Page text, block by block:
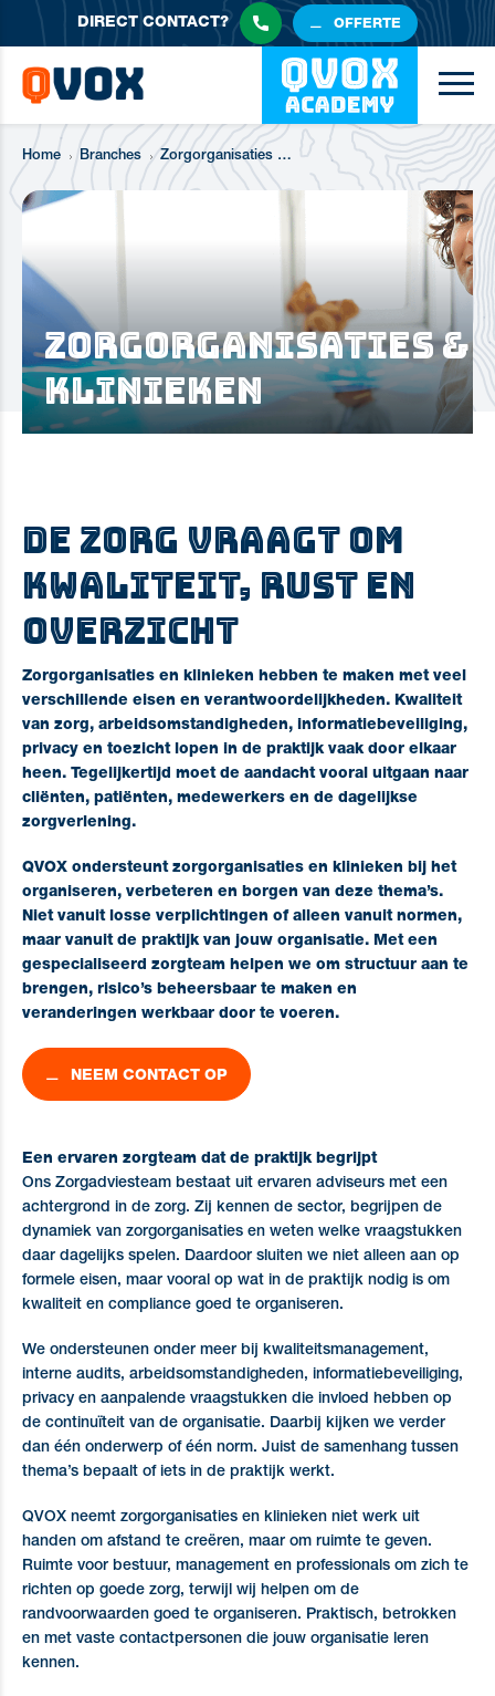
DIRECTCONTACT? OFFERTE
Home Branches Zorgorganisaties & klinieken
Zorgorganisaties &
klinieken
De zorg vraagt om
kwaliteit, rust en
overzicht
Zorgorganisaties en klinieken hebben te maken met veel
verschillende eisen en verantwoordelijkheden. Kwaliteit
van zorg, arbeidsomstandigheden, informatiebeveiliging,
privacy en toezicht lopen in de praktijk vaak door elkaar
heen. Tegelijkertijd moet de aandacht vooral uitgaan naar
cliënten, patiënten, medewerkers en de dagelijkse
zorgverlening.
QVOX ondersteunt zorgorganisaties en klinieken bij het
organiseren, verbeteren en borgen van deze thema’s.
Niet vanuit losse verplichtingen of alleen vanuit normen,
maar vanuit de praktijk van jouw organisatie. Met een
gespecialiseerd zorgteam helpen we om structuur aan te
brengen, risico’s beheersbaar te maken en
veranderingen werkbaar door te voeren.
NEEM CONTACT OP
Een ervaren zorgteam dat de praktijk begrijpt
Ons Zorgadviesteam bestaat uit ervaren adviseurs met een
achtergrond in de zorg. Zij kennen de sector, begrijpen de
dynamiek van zorgorganisaties en weten welke vraagstukken
daar dagelijks spelen. Daardoor sluiten we niet alleen aan op
formele eisen, maar vooral op wat in de praktijk nodig is om
kwaliteit en compliance goed te organiseren.
We ondersteunen onder meer bij kwaliteitsmanagement,
interne audits, arbeidsomstandigheden, informatiebeveiliging,
privacy en aanpalende vraagstukken die invloed hebben op
de continuïteit van de organisatie. Daarbij kijken we verder
dan één onderwerp of één norm. Juist de samenhang tussen
thema’s bepaalt of iets in de praktijk werkt.
QVOX neemt zorgorganisaties en klinieken niet werk uit
handen om afstand te creëren, maar om ruimte te geven.
Ruimte voor bestuur, management en professionals om zich te
richten op goede zorg, terwijl wij helpen om de
randvoorwaarden goed te organiseren. Praktisch, betrokken
en met vaste contactpersonen die jouw organisatie leren
kennen.